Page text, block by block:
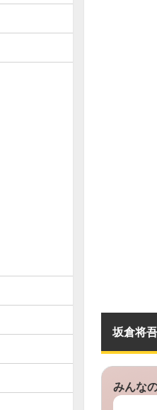
坂倉将
みんな